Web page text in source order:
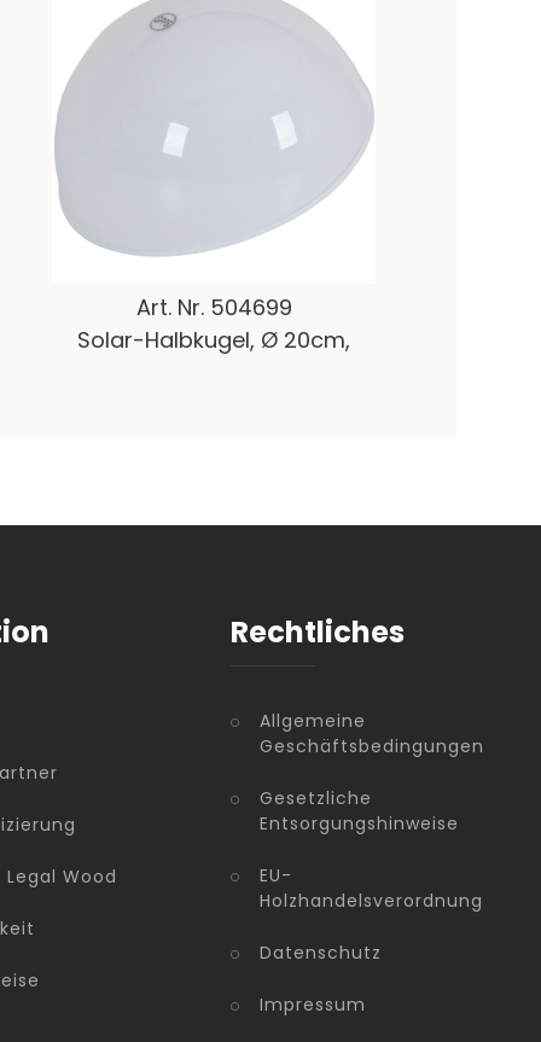
Art. Nr. 504699
Solar-Halbkugel, Ø 20cm,
Wood
Rechtliches
Allgemeine
Geschäftsbedingungen
Gesetzliche
Entsorgungshinweise
EU-
Holzhandelsverordnung
Datenschutz
Impressum